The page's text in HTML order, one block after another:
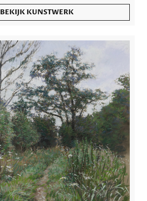
BEKIJK KUNSTWERK